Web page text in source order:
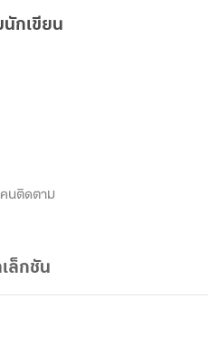
นักเขียน
คนติดตาม
ล็กชัน